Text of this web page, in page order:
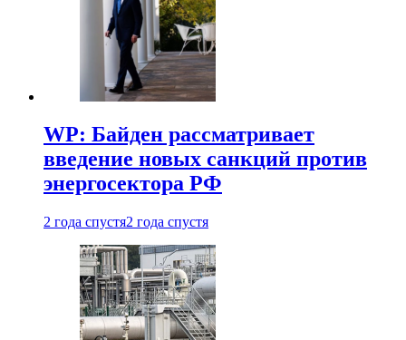
WP: Байден рассматривает
введение новых санкций против
энергосектора РФ
2 года спустя2 года спустя